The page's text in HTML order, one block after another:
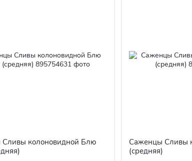
колоновидной Блю
Саженцы Сливы
(средняя)